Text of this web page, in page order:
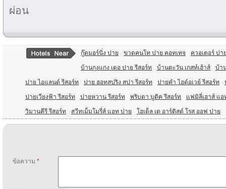
ผ่อน
กู๊ดมอร์นิ่ง ปาย ขวดคนโท ปาย คอทเทจ ควอเตอร์ ปา
บ้านกุงแกง เดอ ปาย รีสอร์ท บ้านตะวัน เกสท์เฮ้าส์ บ้า
ปาย ไอแลนด์ รีสอร์ท ปาย ฮอทสปริง สปา รีสอร์ท ปายคํา ไฮด์อเวย์ รีสอร์ท
ปายเวียงฟ้า รีสอร์ท ปายหวาน รีสอร์ท พริบตา บูติค รีสอร์ท แฟมิลี่เฮาส์ แอ
วิมานคีรี รีสอร์ท สวีทเม็มโมรี่ส์ แอท ปาย โฮเต็ล เด อาร์ติสต์ โรส ออฟ ปาย
ข้อความ *